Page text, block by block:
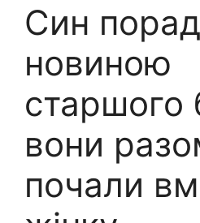
Син
новиною
старшого
вони
почали